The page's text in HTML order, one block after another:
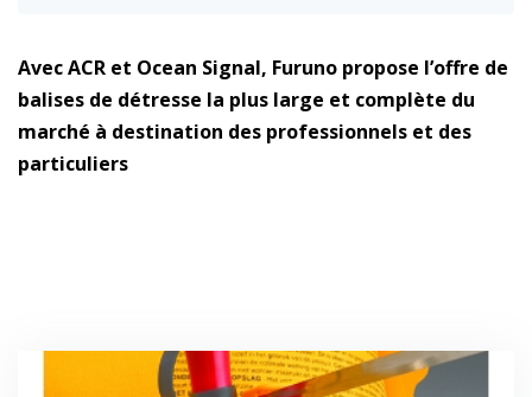
Avec ACR et Ocean Signal, Furuno propose l’offre de
balises de détresse la plus large et complète du
marché à destination des professionnels et des
particuliers